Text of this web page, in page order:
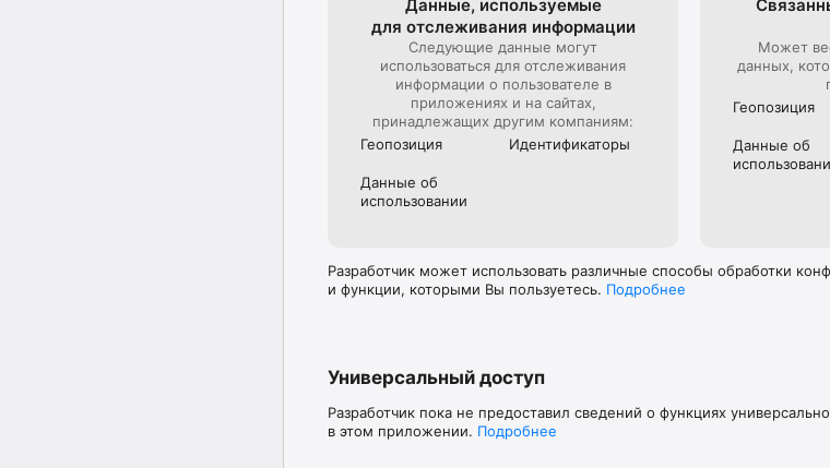
Данные, используе­мые
для отслежи­вания информации
Следующие данные могут
использоваться для отслеживания
информации о пользователе в
приложениях и на сайтах,
принадлежащих другим компаниям:
Геопозиция
Идентифика­торы
Данные об
использова­нии
Может
данных,
Геопозиция
Данные об
Разработчик может использовать различные способы обработки
и функции, которыми Вы пользуетесь. Подробнее
Универсальный доступ
Разработчик пока не предоставил сведений о функциях
в этом приложении. Подробнее